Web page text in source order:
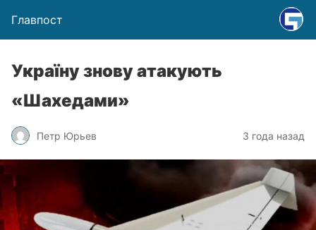
Главпост
Україну знову атакують
«Шахедами»
Петр Юрьев 3 года назад